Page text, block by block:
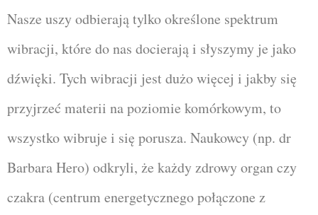
Nasze uszy odbierają tylko określone spektrum
wibracji, które do nas docierają i słyszymy je jako
dźwięki. Tych wibracji jest dużo więcej i jakby się
przyjrzeć materii na poziomie komórkowym, to
wszystko wibruje i się porusza. Naukowcy (np. dr
Barbara Hero) odkryli, że każdy zdrowy organ czy
czakra (centrum energetycznego połączone z